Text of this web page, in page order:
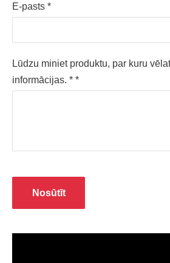
E-pasts *
Lūdzu miniet produktu, par kuru
informācijas. * *